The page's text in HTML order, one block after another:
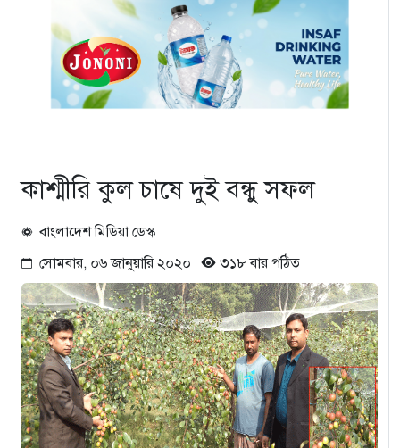
কাশ্মীরি কুল চাষে দুই বন্ধু সফল
বাংলাদেশ মিডিয়া ডেস্ক
সোমবার, ০৬ জানুয়ারি ২০২০
৩১৮ বার পঠিত